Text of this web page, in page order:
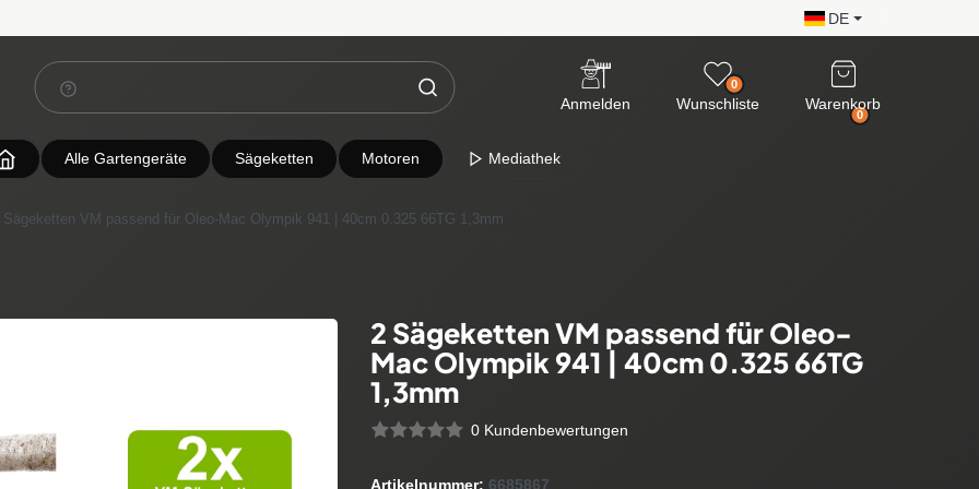
DE
Anmelden
0
Wunschliste
0
Warenkorb
Alle Gartengeräte Sägeketten Motoren Mediathek
Sägeketten VM passend für Oleo-Mac Olympik 941 | 40cm 0.325 66TG 1,3mm
2 Sägeketten VM passend für Oleo-
Mac Olympik 941 | 40cm 0.325 66TG
1,3mm
0 Kundenbewertungen
Artikelnummer: 6685867